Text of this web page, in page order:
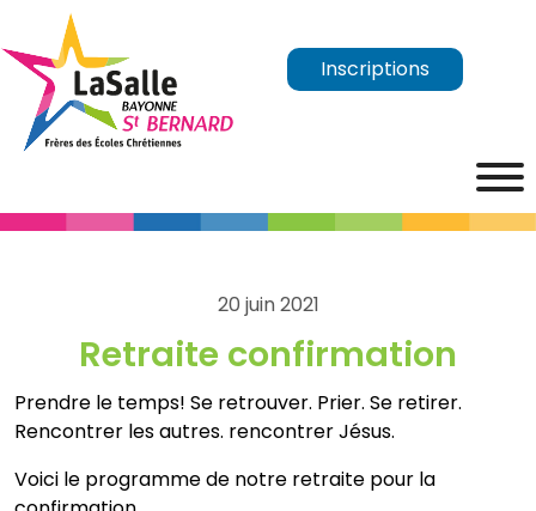
Inscriptions
20 juin 2021
Retraite confirmation
Prendre le temps! Se retrouver. Prier. Se retirer.
Rencontrer les autres. rencontrer Jésus.
Voici le programme de notre retraite pour la